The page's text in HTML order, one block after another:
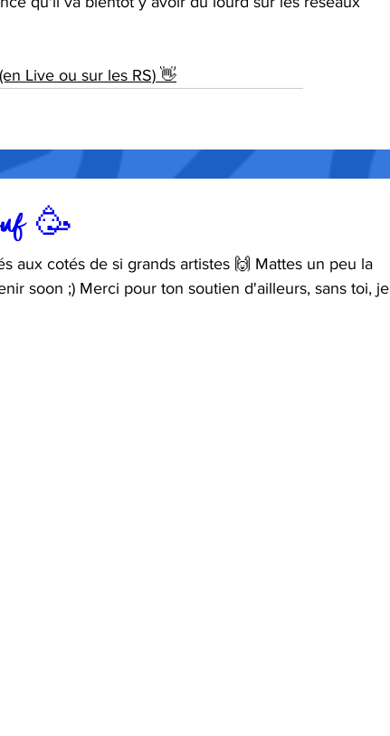
Live ou sur les RS) 👋
🥳
aux cotés de si grands artistes 🙌 Mattes un peu la
soon ;) Merci pour ton soutien d'ailleurs, sans toi, je